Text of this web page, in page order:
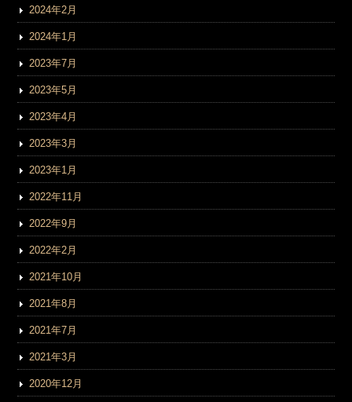
2024年2月
2024年1月
2023年7月
2023年5月
2023年4月
2023年3月
2023年1月
2022年11月
2022年9月
2022年2月
2021年10月
2021年8月
2021年7月
2021年3月
2020年12月